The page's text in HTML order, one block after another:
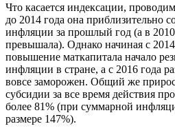
Что касается индексации,
до 2014 года она приблизительно
инфляции за прошлый год (а в 2010
превышала). Однако начиная с
повышение маткапитала начало
инфляции в стране, а с 2016 года
вовсе заморожен. Общий же
субсидии за все время действия
более 81% (при суммарной
размере 147%).